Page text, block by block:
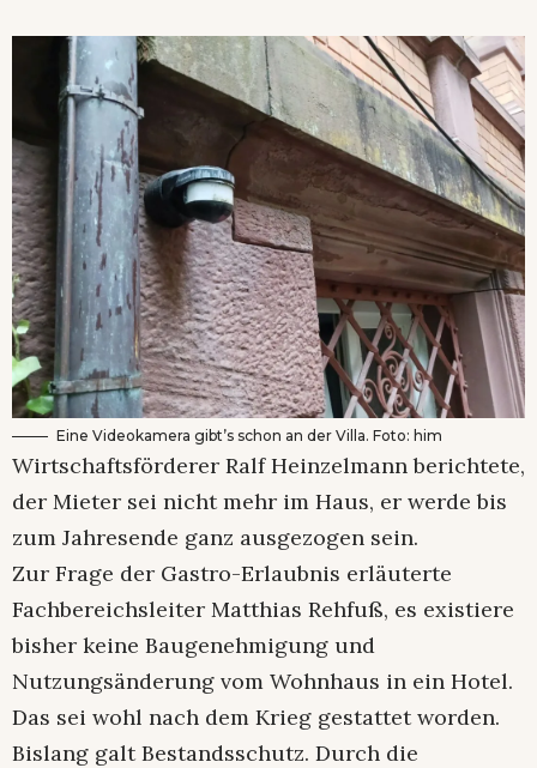
Eine Videokamera gibt’s schon an der Villa. Foto: him
Wirtschaftsförderer Ralf Heinzelmann berichtete,
der Mieter sei nicht mehr im Haus, er werde bis
zum Jahresende ganz ausgezogen sein.
Zur Frage der Gastro-Erlaubnis erläuterte
Fachbereichsleiter Matthias Rehfuß, es existiere
bisher keine Baugenehmigung und
Nutzungsänderung vom Wohnhaus in ein Hotel.
Das sei wohl nach dem Krieg gestattet worden.
Bislang galt Bestandsschutz. Durch die